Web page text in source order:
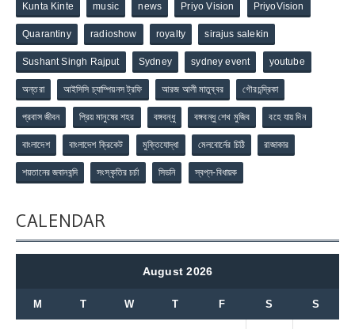
Kunta Kinte music news Priyo Vision PriyoVision
Quarantiny radioshow royalty sirajus salekin
Sushant Singh Rajput Sydney sydney event youtube
অন্তরা আইসিসি চ্যাম্পিয়নস ট্রফি আরজ আলী মাতুব্বর গৌরচন্দ্রিকা
প্রবাস জীবন প্রিয় মানুষের শহর বঙ্গবন্ধু বঙ্গবন্ধু শেখ মুজিব বহে যায় দিন
বাংলাদেশ বাংলাদেশ ক্রিকেট মুক্তিযোদ্ধা মেলবোর্নের চিঠি রাজাকার
শয়তানের জবানবন্দি সংস্কৃতির চর্চা সিডনি স্বপ্ন-বিধায়ক
CALENDAR
August 2026
M T W T F S S